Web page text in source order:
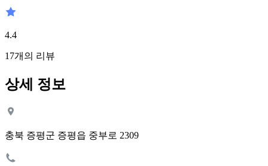
4.4
17개의 리뷰
상세 정보
충북 증평군 증평읍 중부로 2309